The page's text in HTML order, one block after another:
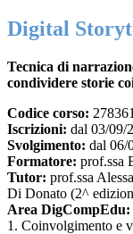
Digital
Tecnica di
condividere storie
Codice corso:
Iscrizioni: dal 03/09/
Svolgimento: dal 06/
Formatore: prof.ssa
Tutor: prof.ssa
Di Donato (2^
Area DigCompEdu:
1. Coinvolgimento e